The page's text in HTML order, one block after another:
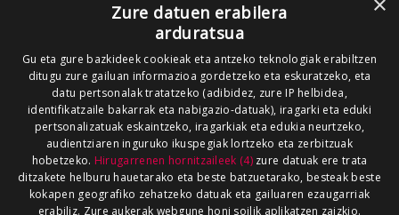
Zure datuen erabilera
arduratsua
Gu eta gure bazkideek cookieak eta antzeko teknologiak erabiltzen
ditugu zure gailuan informazioa gordetzeko eta eskuratzeko, eta
datu pertsonalak tratatzeko (adibidez, zure IP helbidea,
identifikatzaile bakarrak eta nabigazio-datuak), iragarki eta eduki
pertsonalizatuak eskaintzeko, iragarkiak eta edukia neurtzeko,
audientziaren inguruko ikuspegiak lortzeko eta zerbitzuak
hobetzeko. Hirugarrenen hornitzaileek (4)zure datuak ere trata
ditzakete helburu hauetarako eta beste batzuetarako, besteak beste
kokapen geografiko zehatzeko datuak eta gailuaren ezaugarriak
erabiliz. Zure aukerak webgune honi soilik aplikatzen zaizkio.